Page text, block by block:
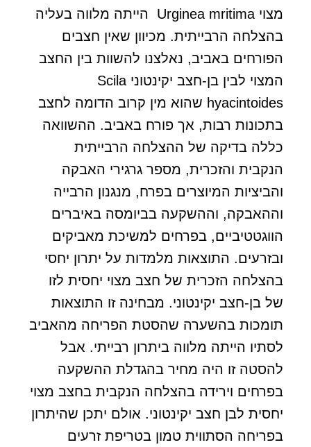
מצוי Urginea mritima הייתה מלווה בעליה
בהצלחה הרבייתית. מכיוון שאין חצבים
הפורחים באביב, נאלצנו להשוות בין החצב
המצוי לבין בן-חצב יקינטוני Scila
hyacintoides שהוא מין קרוב הדומה לחצב
בתכונות רבות, אך פורח באביב. ההשוואה
כללה בדיקה של ההצלחה הרבייתית
הנקבית והזכרית, מספר גרגירי האבקה
והביציות המיוצרים בפרח, מנגנון הרבייה
וההאבקה, וההשקעה בביומסה באיברים
הווגטטיביים, בפרחים למשיכת מאביקים
ובזרעים. התוצאות מלמדות על יתרון יחסי
בהצלחה הזכרית של חצב מצוי יחסית לזו
של בן-חצב יקינטוני. מבחינה זו התוצאות
תומכות בהשערה שהסטת הפריחה מהאביב
לסתיו הייתה מלווה ביתרון רבייתי. אבל
להסטה זו היה מחיר בהגדלת ההשקעה
בפרחים וירידה בהצלחה הנקבית בחצב מצוי
יחסית לבן חצב יקינטוני. אולם יתכן שהיתרון
בפריחה הסתווית טמון בטריפת זרעים